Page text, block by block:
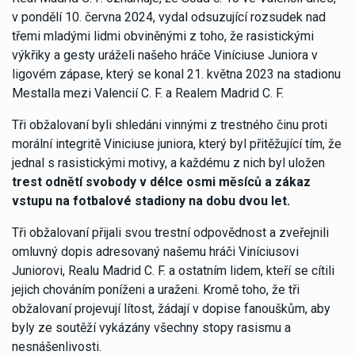
v pondělí 10. června 2024, vydal odsuzující rozsudek nad
třemi mladými lidmi obviněnými z toho, že rasistickými
výkřiky a gesty uráželi našeho hráče Viníciuse Juniora v
ligovém zápase, který se konal 21. května 2023 na stadionu
Mestalla mezi Valencií C. F. a Realem Madrid C. F.
Tři obžalovaní byli shledáni vinnými z trestného činu proti
morální integritě Viniciuse juniora, který byl přitěžující tím, že
jednal s rasistickými motivy, a každému z nich byl uložen
trest odnětí svobody v délce osmi měsíců a zákaz
vstupu na fotbalové stadiony na dobu dvou let.
Tři obžalovaní přijali svou trestní odpovědnost a zveřejnili
omluvný dopis adresovaný našemu hráči Viníciusovi
Juniorovi, Realu Madrid C. F. a ostatním lidem, kteří se cítili
jejich chováním poníženi a uraženi. Kromě toho, že tři
obžalovaní projevují lítost, žádají v dopise fanouškům, aby
byly ze soutěží vykázány všechny stopy rasismu a
nesnášenlivosti.